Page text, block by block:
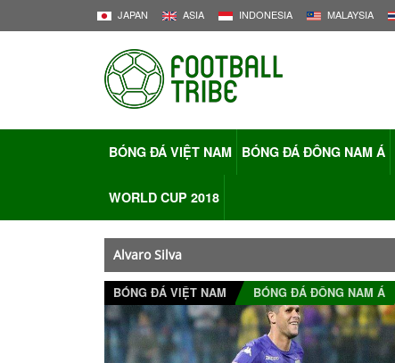
JAPAN ASIA INDONESIA MALAYSIA
BÓNG ĐÁ VIỆT NAM BÓNG ĐÁ ĐÔNG NAM Á
WORLD CUP 2018
Alvaro Silva
BÓNG ĐÁ VIỆT NAM BÓNG ĐÁ ĐÔNG NAM Á